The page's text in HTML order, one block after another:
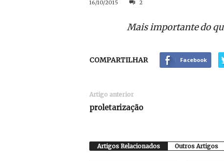
16/10/2015 2
Mais importante do
COMPARTILHAR Facebook
Artigo anterior
proletarização
Artigos Relacionados Outros Artigos